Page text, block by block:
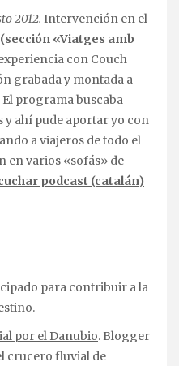
2012. Intervención en el
«Viatges amb
con Couch
grabada y montada a
programa buscaba
ahí pude aportar yo con
a viajeros de todo el
en varios «sofás» de
podcast (catalán)
para contribuir a la
por el Danubio. Blogger
crucero fluvial de